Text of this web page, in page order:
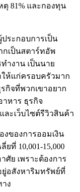
81% และกองทุน
ระกอบการเป็น
กเป็นสตาร์ทอัพ
ำงาน เป็นนาย
ให้แก่ครอบครัวมาก
กิจที่พวกเขาอยาก
หาร ธุรกิจ
ละเว็บไซต์รีวิวสินค้า
งของการออมเงิน
ที่ 10,001-15,000
ศัย เพราะต้องการ
ยู่อสังหาริมทรัพย์ที่
ง